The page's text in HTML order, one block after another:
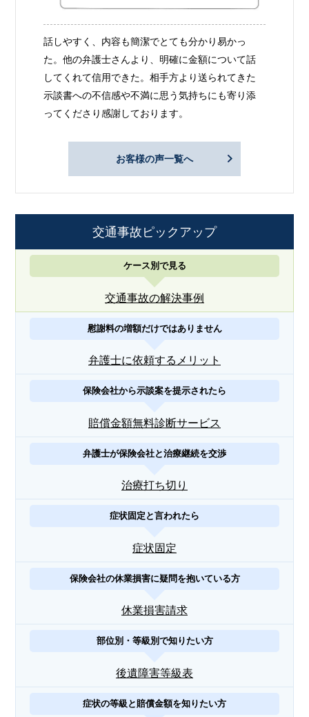
話しやすく、内容も簡潔でとても分かり易かっ
た。他の弁護士さんより、明確に金額について話
してくれて信用できた。相手方より送られてきた
示談書への不信感や不満に思う気持ちにも寄り添
ってくださり感謝しております。
お客様の声一覧へ
交通事故ピックアップ
ケース別で見る
交通事故の解決事例
慰謝料の増額だけではありません
弁護士に依頼するメリット
保険会社から示談案を提示されたら
賠償金額無料診断サービス
弁護士が保険会社と治療継続を交渉
治療打ち切り
症状固定と言われたら
症状固定
保険会社の休業損害に疑問を抱いている方
休業損害請求
部位別・等級別で知りたい方
後遺障害等級表
症状の等級と賠償金額を知りたい方